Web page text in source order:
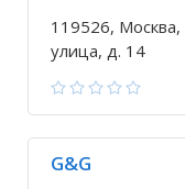
119526, Москва,
улица, д. 14
G&G